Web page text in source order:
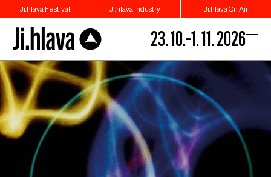
Ji.hlava Festival Ji.hlava Industry Ji.hlava On Air
23. 10.–1. 11. 2026